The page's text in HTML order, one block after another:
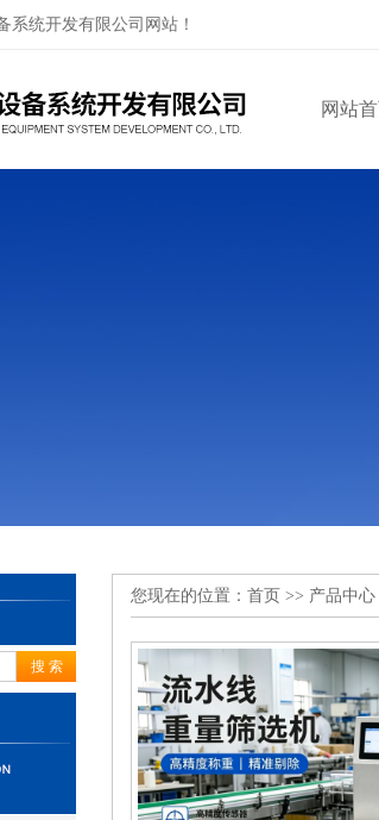
系统开发有限公司网站！
网站
您现在的位置： 首页 >> 产品中心